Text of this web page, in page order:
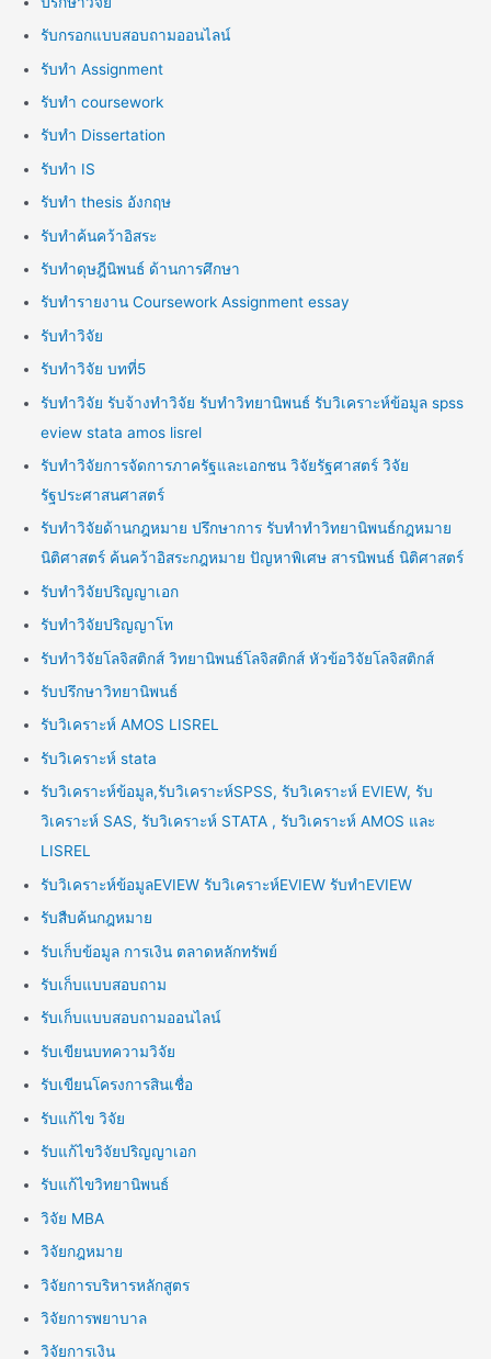
รับกรอกแบบสอบถามออนไลน์
รับทำ Assignment
รับทำ coursework
รับทำ Dissertation
รับทำ IS
รับทำ thesis อังกฤษ
รับทำค้นคว้าอิสระ
รับทำดุษฎีนิพนธ์ ด้านการศึกษา
รับทำรายงาน Coursework Assignment essay
รับทำวิจัย
รับทำวิจัย บทที่5
รับทำวิจัย รับจ้างทำวิจัย รับทำวิทยานิพนธ์ รับวิเคราะห์ข้อมูล spss
eview stata amos lisrel
รับทำวิจัยการจัดการภาครัฐและเอกชน วิจัยรัฐศาสตร์ วิจัย
รัฐประศาสนศาสตร์
รับทำวิจัยด้านกฎหมาย ปรึกษาการ รับทำทำวิทยานิพนธ์กฎหมาย
นิติศาสตร์ ค้นคว้าอิสระกฎหมาย ปัญหาพิเศษ สารนิพนธ์ นิติศาสตร์
รับทำวิจัยปริญญาเอก
รับทำวิจัยปริญญาโท
รับทำวิจัยโลจิสติกส์ วิทยานิพนธ์โลจิสติกส์ หัวข้อวิจัยโลจิสติกส์
รับปรึกษาวิทยานิพนธ์
รับวิเคราะห์ AMOS LISREL
รับวิเคราะห์ stata
รับวิเคราะห์ข้อมูล,รับวิเคราะห์SPSS, รับวิเคราะห์ EVIEW, รับ
วิเคราะห์ SAS, รับวิเคราะห์ STATA , รับวิเคราะห์ AMOS และ
LISREL
รับวิเคราะห์ข้อมูลEVIEW รับวิเคราะห์EVIEW รับทำEVIEW
รับสืบค้นกฎหมาย
รับเก็บข้อมูล การเงิน ตลาดหลักทรัพย์
รับเก็บแบบสอบถาม
รับเก็บแบบสอบถามออนไลน์
รับเขียนบทความวิจัย
รับเขียนโครงการสินเชื่อ
รับแก้ไข วิจัย
รับแก้ไขวิจัยปริญญาเอก
รับแก้ไขวิทยานิพนธ์
วิจัย MBA
วิจัยกฎหมาย
วิจัยการบริหารหลักสูตร
วิจัยการพยาบาล
วิจัยการเงิน